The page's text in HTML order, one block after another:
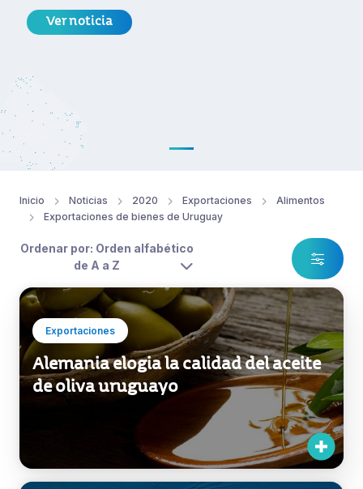
Ver noticia
Inicio Noticias 2020 Exportaciones
Alimentos
Exportaciones de bienes de Uruguay
Ordenar por: Orden alfabético
de A a Z
Exportaciones
Alemania elogia la calidad del aceite
de oliva uruguayo